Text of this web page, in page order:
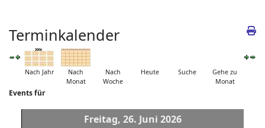
Terminkalender
Nach Jahr
Nach
Monat
Nach
Woche
Heute Suche
Gehe zu
Monat
Events für
Freitag, 26. Juni 2026